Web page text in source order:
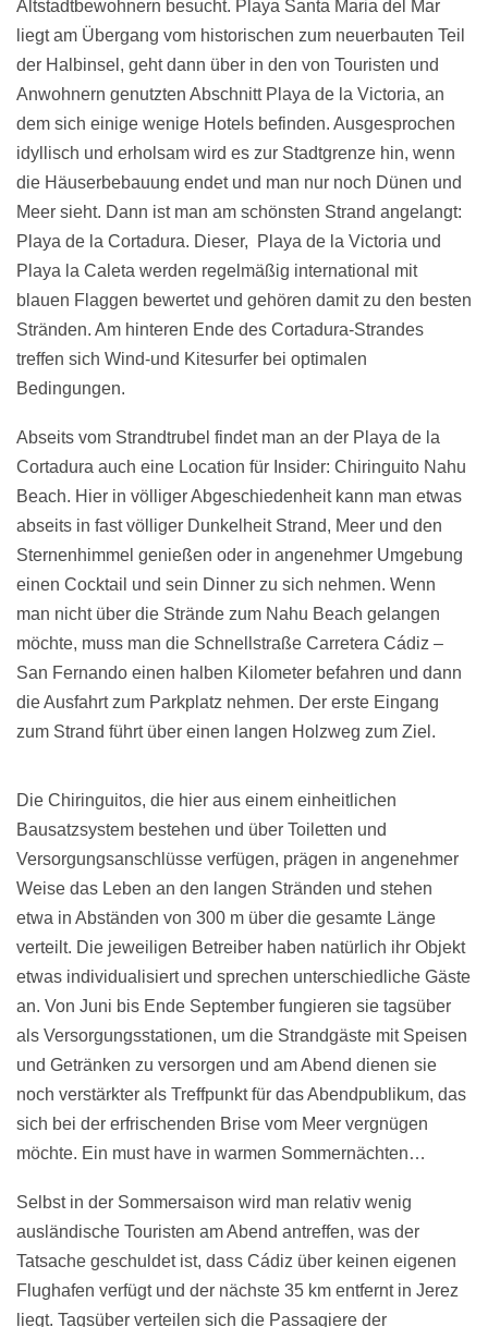
Altstadtbewohnern besucht. Playa Santa Maria del Mar
liegt am Übergang vom historischen zum neuerbauten Teil
der Halbinsel, geht dann über in den von Touristen und
Anwohnern genutzten Abschnitt Playa de la Victoria, an
dem sich einige wenige Hotels befinden. Ausgesprochen
idyllisch und erholsam wird es zur Stadtgrenze hin, wenn
die Häuserbebauung endet und man nur noch Dünen und
Meer sieht. Dann ist man am schönsten Strand angelangt:
Playa de la Cortadura. Dieser, Playa de la Victoria und
Playa la Caleta werden regelmäßig international mit
blauen Flaggen bewertet und gehören damit zu den besten
Stränden. Am hinteren Ende des Cortadura-Strandes
treffen sich Wind-und Kitesurfer bei optimalen
Bedingungen.
Abseits vom Strandtrubel findet man an der Playa de la
Cortadura auch eine Location für Insider: Chiringuito Nahu
Beach. Hier in völliger Abgeschiedenheit kann man etwas
abseits in fast völliger Dunkelheit Strand, Meer und den
Sternenhimmel genießen oder in angenehmer Umgebung
einen Cocktail und sein Dinner zu sich nehmen. Wenn
man nicht über die Strände zum Nahu Beach gelangen
möchte, muss man die Schnellstraße Carretera Cádiz –
San Fernando einen halben Kilometer befahren und dann
die Ausfahrt zum Parkplatz nehmen. Der erste Eingang
zum Strand führt über einen langen Holzweg zum Ziel.
Die Chiringuitos, die hier aus einem einheitlichen
Bausatzsystem bestehen und über Toiletten und
Versorgungsanschlüsse verfügen, prägen in angenehmer
Weise das Leben an den langen Stränden und stehen
etwa in Abständen von 300 m über die gesamte Länge
verteilt. Die jeweiligen Betreiber haben natürlich ihr Objekt
etwas individualisiert und sprechen unterschiedliche Gäste
an. Von Juni bis Ende September fungieren sie tagsüber
als Versorgungsstationen, um die Strandgäste mit Speisen
und Getränken zu versorgen und am Abend dienen sie
noch verstärkter als Treffpunkt für das Abendpublikum, das
sich bei der erfrischenden Brise vom Meer vergnügen
möchte. Ein must have in warmen Sommernächten…
Selbst in der Sommersaison wird man relativ wenig
ausländische Touristen am Abend antreffen, was der
Tatsache geschuldet ist, dass Cádiz über keinen eigenen
Flughafen verfügt und der nächste 35 km entfernt in Jerez
liegt. Tagsüber verteilen sich die Passagiere der